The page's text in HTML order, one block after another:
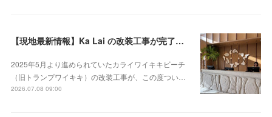
【現地最新情報】Ka Lai の改装工事が完了！ 新メインダイニングやラウンジもオープン
2025年5月より進められていたカライワイキキビーチ
（旧トランプワイキキ）の改装工事が、この度つい…
2026.07.08 09:00